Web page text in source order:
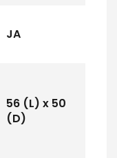
JA
56 (L) x 50
(D)